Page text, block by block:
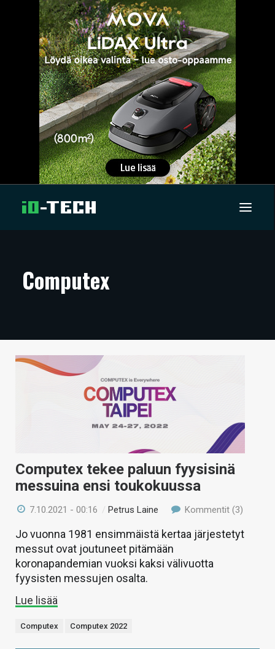
ARTIKKELIT
TECHBBS
TIETOA
HAKU
Computex
Computex tekee paluun fyysisinä
messuina ensi toukokuussa
7.10.2021 - 00:16 /Petrus Laine Kommentit (3)
Jo vuonna 1981 ensimmäistä kertaa järjestetyt
messut ovat joutuneet pitämään
koronapandemian vuoksi kaksi välivuotta
fyysisten messujen osalta.
Lue lisää
Computex Computex 2022